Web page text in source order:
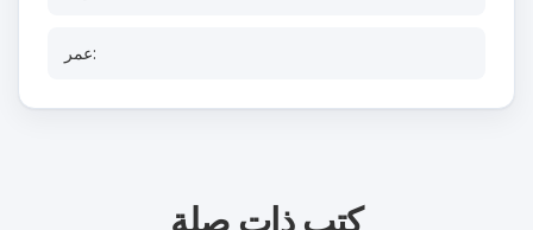
عمر:
كتب ذات صلة